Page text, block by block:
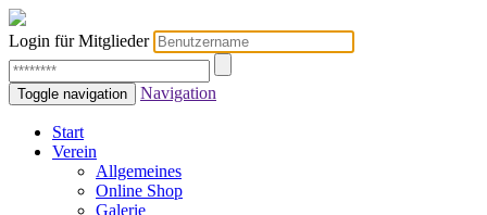
Login für Mitglieder
Toggle navigation Navigation
Start
Verein
Allgemeines
Online Shop
Galerie